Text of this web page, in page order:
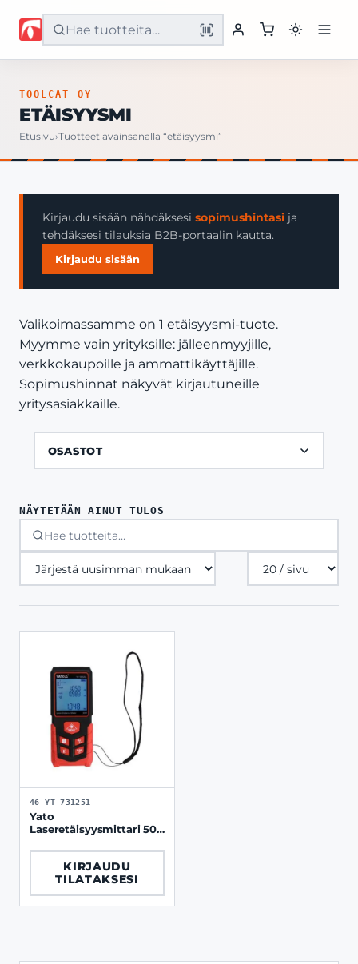
Etusivu
Yritys
Yhteystiedot
TOOLCAT OY
ETÄISYYSMI
Etusivu›Tuotteet avainsanalla “etäisyysmi”
Kirjaudu sisään nähdäksesi sopimushintasi ja
tehdäksesi tilauksia B2B-portaalin kautta.
Kirjaudu sisään
Valikoimassamme on 1 etäisyysmi-tuote.
Myymme vain yrityksille: jälleenmyyjille,
verkkokaupoille ja ammattikäyttäjille.
Sopimushinnat näkyvät kirjautuneille
yritysasiakkaille.
OSASTOT
NÄYTETÄÄN AINUT TULOS
Tuotteita
sivulla
46-YT-731251
Yato
Laseretäisyysmittari 50
KIRJAUDU
TILATAKSESI